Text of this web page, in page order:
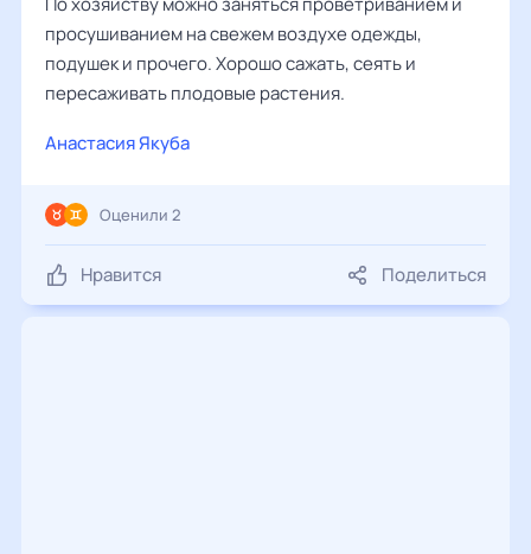
просушиванием на свежем воздухе одежды,
подушек и прочего. Хорошо сажать, сеять и
пересаживать плодовые растения.
Анастасия Якуба
Нравится Поделиться
Оценили 2